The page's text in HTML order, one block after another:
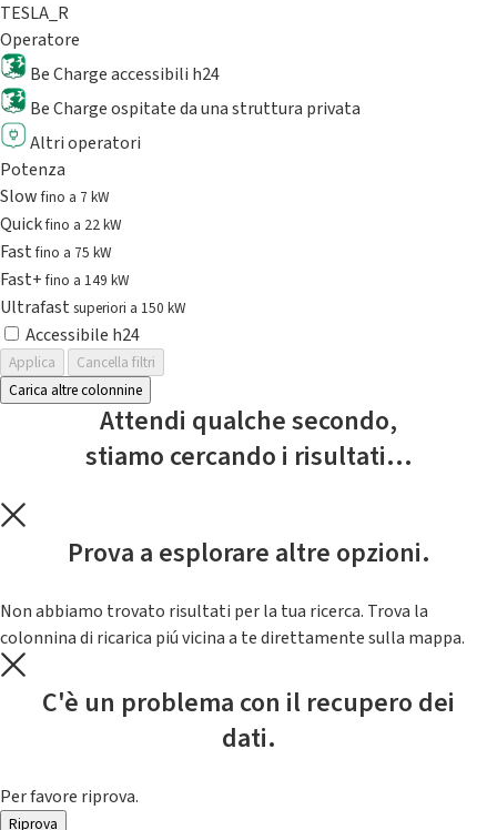
TESLA_R
Operatore
Be Charge accessibili h24
Be Charge ospitate da una struttura privata
Altri operatori
Potenza
Slowfino a 7 kW
Quickfino a 22 kW
Fastfino a 75 kW
Fast+fino a 149 kW
Ultrafast superiori a 150 kW
Accessibile h24
Applica
Cancella filtri
Carica altre colonnine
Attendi qualche secondo,
stiamo cercando i risultati...
Prova a esplorare altre opzioni.
Non abbiamo trovato risultati per la tua ricerca. Trova la
colonnina di ricarica piú vicina a te direttamente sulla mappa.
C'è un problema con il recupero dei
dati.
Per favore riprova.
Riprova